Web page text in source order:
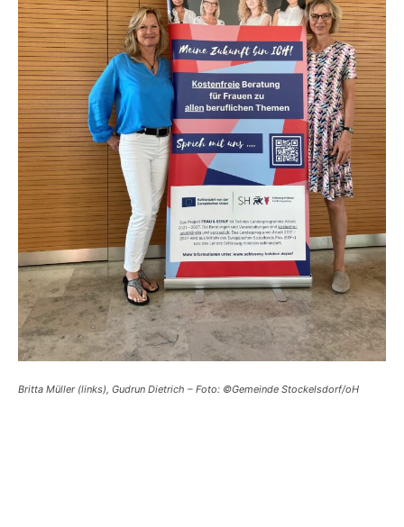
Britta Müller (links), Gudrun Dietrich – Foto: ©Gemeinde Stockelsdorf/oH